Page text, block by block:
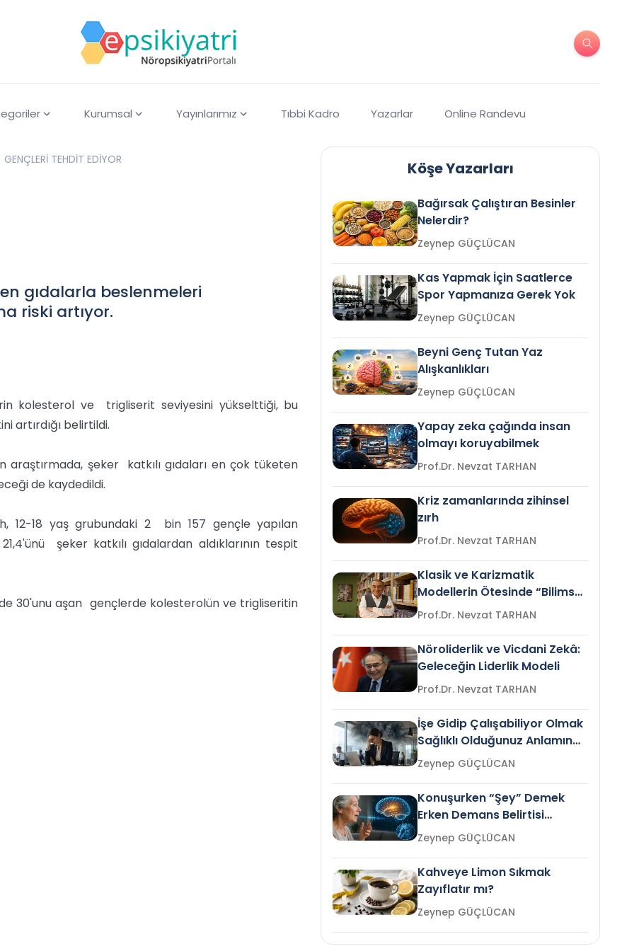
Kurumsal Yayınlarımız Tıbbi Kadro Yazarlar Online Randevu
GENÇLERİ TEHDİT EDİYOR
gıdalarla beslenmeleri
riski artıyor.
kolesterol ve trigliserit seviyesini yükselttiği, bu
artırdığı belirtildi.
şeker katkılı gıdaları en çok tüketen
de kaydedildi.
12-18 yaş grubundaki 2 bin 157 gençle yapılan
şeker katkılı gıdalardan aldıklarının tespit
30'unu aşan gençlerde kolesterolün ve trigliseritin
Köşe Yazarları
Bağırsak Çalıştıran Besinler
Nelerdir?
Zeynep GÜÇLÜCAN
Kas Yapmak İçin Saatlerce
Spor Yapmanıza Gerek Yok
Zeynep GÜÇLÜCAN
Beyni Genç Tutan Yaz
Alışkanlıkları
Zeynep GÜÇLÜCAN
Yapay zeka çağında insan
olmayı koruyabilmek
Prof.Dr. Nevzat TARHAN
Kriz zamanlarında zihinsel
zırh
Prof.Dr. Nevzat TARHAN
Klasik ve Karizmatik
Modellerin Ötesinde “Bilimsel
Liderlik”
Prof.Dr. Nevzat TARHAN
Nöroliderlik ve Vicdani Zekâ:
Geleceğin Liderlik Modeli
Prof.Dr. Nevzat TARHAN
İşe Gidip Çalışabiliyor Olmak
Sağlıklı Olduğunuz Anlamına
Gelir mi?Zeynep GÜÇLÜCAN
Konuşurken “Şey” Demek
Erken Demans Belirtisi
Olabilir mi?Zeynep GÜÇLÜCAN
Kahveye Limon Sıkmak
Zayıflatır mı?
Zeynep GÜÇLÜCAN